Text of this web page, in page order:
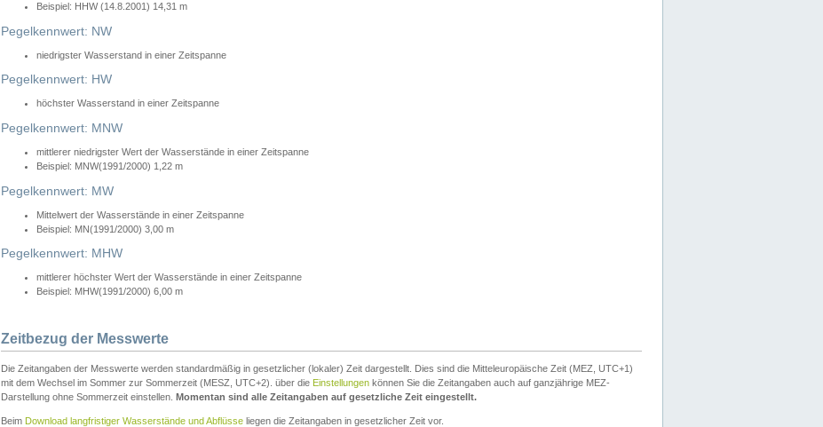
Beispiel: HHW (14.8.2001) 14,31 m
Pegelkennwert: NW
niedrigster Wasserstand in einer Zeitspanne
Pegelkennwert: HW
höchster Wasserstand in einer Zeitspanne
Pegelkennwert: MNW
mittlerer niedrigster Wert der Wasserstände in einer Zeitspanne
Beispiel: MNW(1991/2000) 1,22 m
Pegelkennwert: MW
Mittelwert der Wasserstände in einer Zeitspanne
Beispiel: MN(1991/2000) 3,00 m
Pegelkennwert: MHW
mittlerer höchster Wert der Wasserstände in einer Zeitspanne
Beispiel: MHW(1991/2000) 6,00 m
Zeitbezug der Messwerte
Die Zeitangaben der Messwerte werden standardmäßig in gesetzlicher (lokaler) Zeit dargestellt. Dies sind die Mitteleuropäische Zeit (MEZ, UTC+1)
mit dem Wechsel im Sommer zur Sommerzeit (MESZ, UTC+2). über die Einstellungen können Sie die Zeitangaben auch auf ganzjährige MEZ-
Darstellung ohne Sommerzeit einstellen. Momentan sind alle Zeitangaben auf gesetzliche Zeit eingestellt.
Beim Download langfristiger Wasserstände und Abflüsse liegen die Zeitangaben in gesetzlicher Zeit vor.